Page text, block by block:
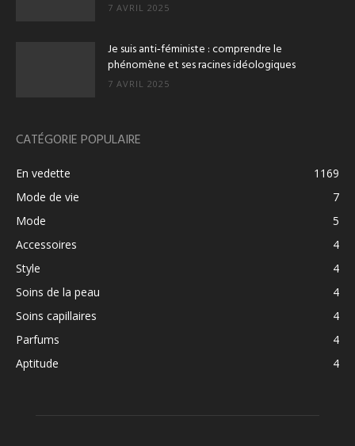
7 AVRIL 2025
Je suis anti‑féministe : comprendre le
phénomène et ses racines idéologiques
7 AVRIL 2025
CATÉGORIE POPULAIRE
En vedette
1169
Mode de vie
7
Mode
5
Accessoires
4
Style
4
Soins de la peau
4
Soins capillaires
4
Parfums
4
Aptitude
4